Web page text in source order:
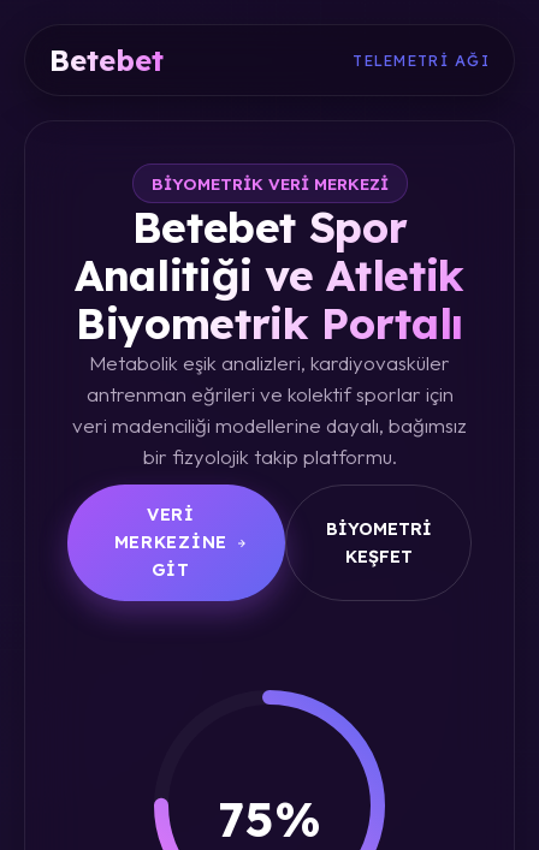
Betebet TELEMETRI AĞI
BIYOMETRIK VERI MERKEZI
Betebet Spor
Analitiği ve Atletik
Biyometrik Portalı
Metabolik eşik analizleri, kardiyovasküler
antrenman eğrileri ve kolektif sporlar için
veri madenciliği modellerine dayalı, bağımsız
bir fizyolojik takip platformu.
VERI
MERKEZINE
GIT
BIYOMETRI
KEŞFET
75%